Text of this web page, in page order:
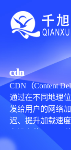
cdn
CDN（Content
通过在不同地理
发给用户的网络
迟、提升加载速
在没有使用CDN
源服务器。如果